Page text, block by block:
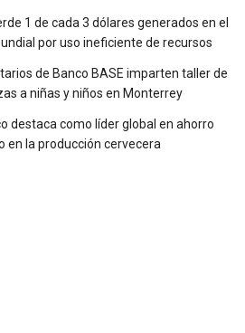
1 de cada 3 dólares generados en el
por uso ineficiente de recursos
de Banco BASE imparten taller de
a niñas y niños en Monterrey
destaca como líder global en ahorro
en la producción cervecera